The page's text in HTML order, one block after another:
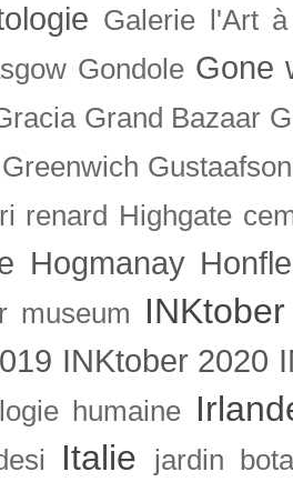
Galerie l'Art
Gondole Gone
Grand Bazaar
Greenwich Gustaafson
renard Highgate
Hogmanay
museum INKtober
INKtober 2020
humaine
Italie
jardin